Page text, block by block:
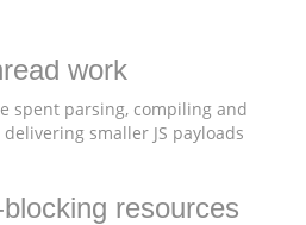
work
spent parsing, compiling and
smaller JS payloads
resources